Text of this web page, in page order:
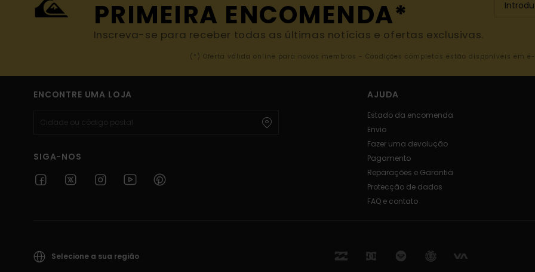
PRIMEIRA ENCOMENDA*
Inscreva-se para receber todas as últimas notícias e ofertas exclusivas.
(*) Oferta válida online para novos membros - Condições completas estão disponíveis em
ENCONTRE UMA LOJA
SIGA-NOS
AJUDA
Estado da encomenda
Envio
Fazer uma devolução
Pagamento
Reparações e Garantia
Protecção de dados
FAQ e contato
Selecione a sua região